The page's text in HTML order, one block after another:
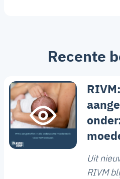
Recente
Uit
RIVM